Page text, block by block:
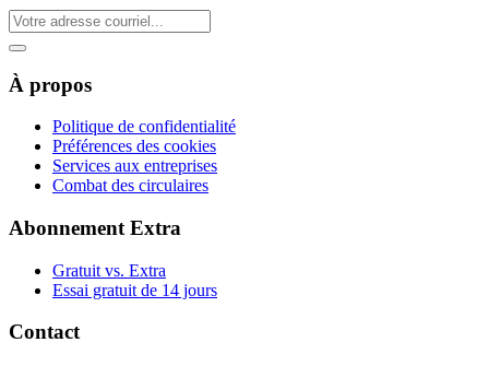
À propos
Politique de confidentialité
Préférences des cookies
Services aux entreprises
Combat des circulaires
Abonnement Extra
Gratuit vs. Extra
Essai gratuit de 14 jours
Contact